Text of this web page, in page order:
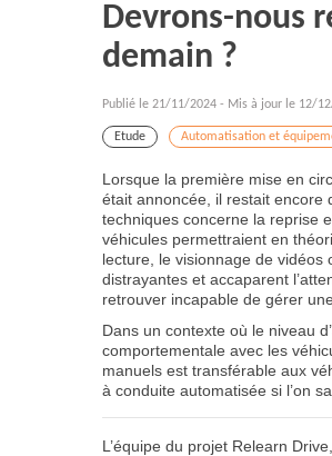
Devrons-nous
demain ?
Publié le 21/11/2024 - Mis à jour le 12/
Etude Automatisation et
Lorsque la première mise en
était annoncée, il restait encore
techniques concerne la reprise
véhicules permettraient en
lecture, le visionnage de
distrayantes et accaparent
retrouver incapable de gérer
Dans un contexte où le niveau
comportementale avec les
manuels est transférable aux
à conduite automatisée si l’on
L’équipe du projet Relearn